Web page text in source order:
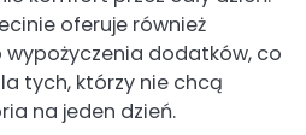
oferuje również
wypożyczenia dodatków, co
tych, którzy nie chcą
na jeden dzień.